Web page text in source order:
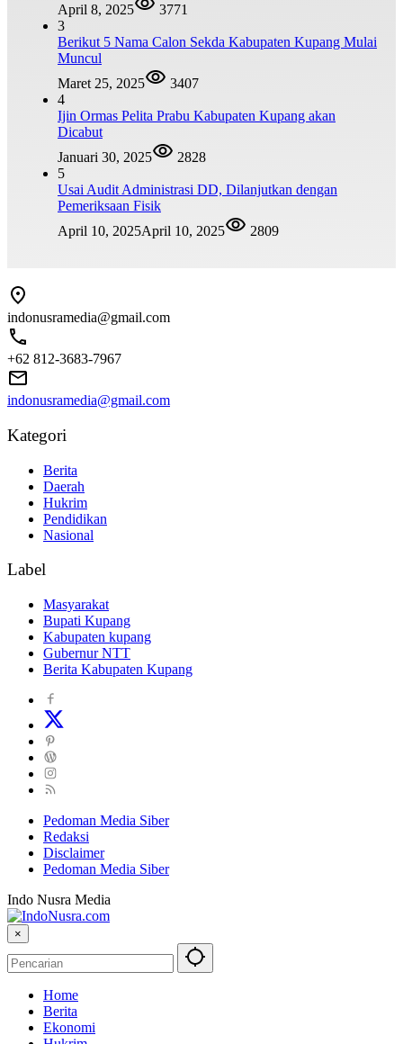
April 8, 2025
3771
3
Berikut 5 Nama Calon Sekda Kabupaten Kupang Mulai
Muncul
Maret 25, 2025
3407
4
Ijin Ormas Pelita Prabu Kabupaten Kupang akan
Dicabut
Januari 30, 2025
2828
5
Usai Audit Administrasi DD, Dilanjutkan dengan
Pemeriksaan Fisik
April 10, 2025April 10, 2025 2809
indonusramedia@gmail.com
+62 812-3683-7967
indonusramedia@gmail.com
Kategori
Berita
Daerah
Hukrim
Pendidikan
Nasional
Label
Masyarakat
Bupati Kupang
Kabupaten kupang
Gubernur NTT
Berita Kabupaten Kupang
Pedoman Media Siber
Redaksi
Disclaimer
Pedoman Media Siber
Indo Nusra Media
×
Home
Berita
Ekonomi